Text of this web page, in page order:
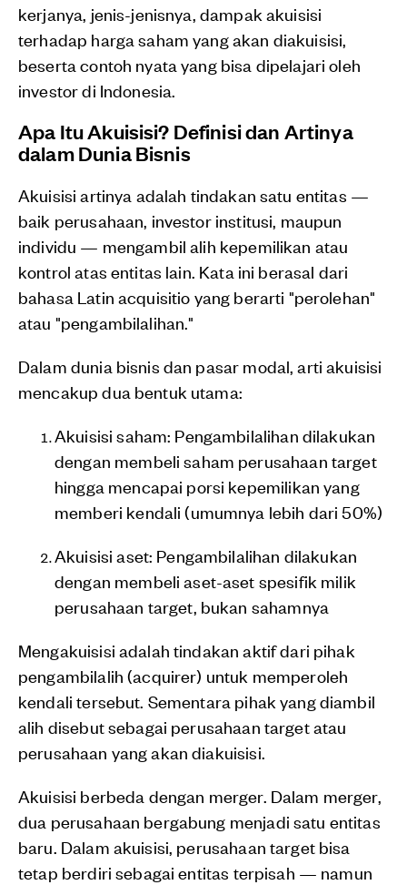
kerjanya, jenis-jenisnya, dampak akuisisi
terhadap harga saham yang akan diakuisisi,
beserta contoh nyata yang bisa dipelajari oleh
investor di Indonesia.
Apa Itu Akuisisi? Definisi dan Artinya
dalam Dunia Bisnis
Akuisisi artinya adalah tindakan satu entitas —
baik perusahaan, investor institusi, maupun
individu — mengambil alih kepemilikan atau
kontrol atas entitas lain. Kata ini berasal dari
bahasa Latin acquisitio yang berarti "perolehan"
atau "pengambilalihan."
Dalam dunia bisnis dan pasar modal, arti akuisisi
mencakup dua bentuk utama:
Akuisisi saham: Pengambilalihan dilakukan
dengan membeli saham perusahaan target
hingga mencapai porsi kepemilikan yang
memberi kendali (umumnya lebih dari 50%)
Akuisisi aset: Pengambilalihan dilakukan
dengan membeli aset-aset spesifik milik
perusahaan target, bukan sahamnya
Mengakuisisi adalah tindakan aktif dari pihak
pengambilalih (acquirer) untuk memperoleh
kendali tersebut. Sementara pihak yang diambil
alih disebut sebagai perusahaan target atau
perusahaan yang akan diakuisisi.
Akuisisi berbeda dengan merger. Dalam merger,
dua perusahaan bergabung menjadi satu entitas
baru. Dalam akuisisi, perusahaan target bisa
tetap berdiri sebagai entitas terpisah — namun